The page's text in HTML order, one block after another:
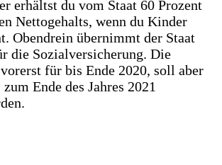
erhältst du vom Staat 60 Prozent
Nettogehalts, wenn du Kinder
Obendrein übernimmt der Staat
die Sozialversicherung. Die
für bis Ende 2020, soll aber
Ende des Jahres 2021